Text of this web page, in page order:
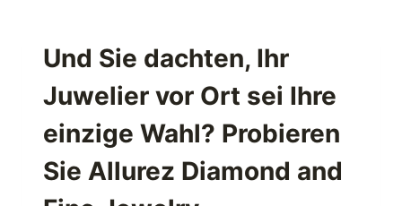
SIE
ORIGINAL
FAHRZEUGTEILE
AUS
USA
Und Sie dachten, Ihr
Juwelier vor Ort sei Ihre
einzige Wahl? Probieren
Sie Allurez Diamond and